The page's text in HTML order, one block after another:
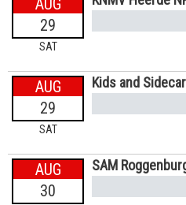
AUG
29
SAT
AUG
29
SAT
Kids and
AUG
30
SAM